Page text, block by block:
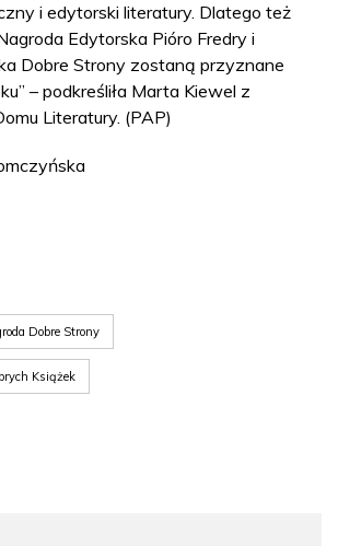
i edytorski literatury. Dlatego też
Edytorska Pióro Fredry i
Dobre Strony zostaną przyznane
– podkreśliła Marta Kiewel z
Literatury. (PAP)
Dobre Strony
Książek